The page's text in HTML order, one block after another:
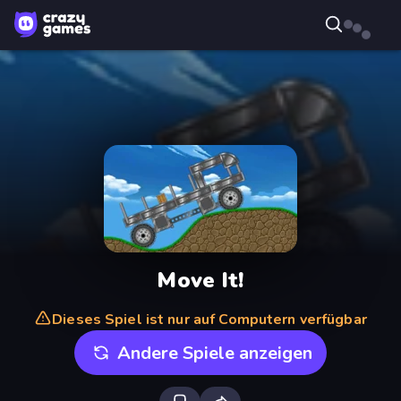
Move It!
Dieses Spiel ist nur auf Computern verfügbar
Andere Spiele anzeigen